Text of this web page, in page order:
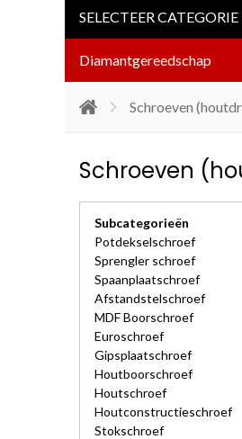
SELECTEER CATEGORIE
Diamantgereedschap
Schroeven
Schroeven
Subcategorieën
Potdekselschroef
Sprengler schroef
Spaanplaatschroef
Afstandstelschroef
MDF Boorschroef
Euroschroef
Gipsplaatschroef
Houtboorschroef
Houtschroef
Houtconstructieschroef
Stokschroef